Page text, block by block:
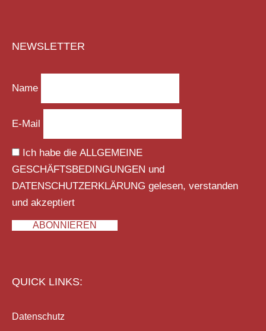
NEWSLETTER
Name
E-Mail
Ich habe dieALLGEMEINE
GESCHÄFTSBEDINGUNGEN und
DATENSCHUTZERKLÄRUNG gelesen, verstanden
und akzeptiert
ABONNIEREN
QUICK LINKS:
Datenschutz